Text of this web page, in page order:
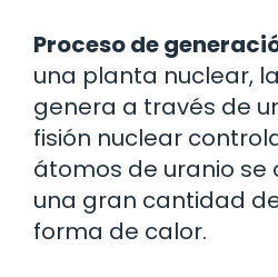
Proceso de
una planta nuclear,
genera a través de
fisión nuclear
átomos de uranio se
una gran cantidad
forma de calor.